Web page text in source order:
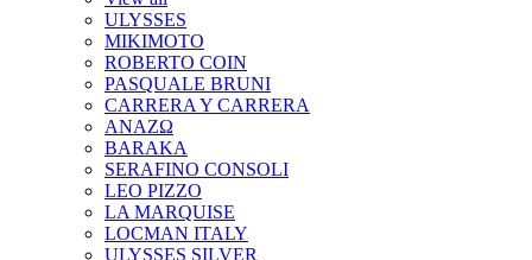
ULYSSES
MIKIMOTO
ROBERTO COIN
PASQUALE BRUNI
CARRERA Y CARRERA
ANAZΩ
BARAKA
SERAFINO CONSOLI
LEO PIZZO
LA MARQUISE
LOCMAN ITALY
ULYSSES SILVER